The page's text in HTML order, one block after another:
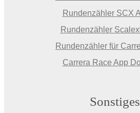
Rundenzähler SCX
Rundenzähler
Rundenzähler für
Carrera Race App
Sonstiges